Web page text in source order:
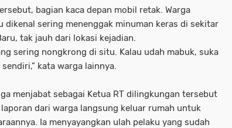
bagian kaca depan mobil retak. Warga
dikenal sering menenggak minuman keras di sekitar
tak jauh dari lokasi kejadian.
sering nongkrong di situ. Kalau udah mabuk, suka
kata warga lainnya.
menjabat sebagai Ketua RT dilingkungan tersebut
dari warga langsung keluar rumah untuk
Ia menyayangkan ulah pelaku yang sudah